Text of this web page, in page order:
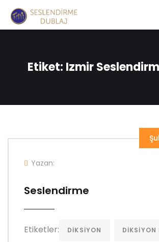
Etiket: Izmir
Yazan:
Seslendirme
Etiketler: DIKSIYON DIKSIYON